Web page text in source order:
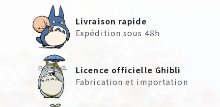
Livraison rapide
Expédition sous 48h
Licence officielle Ghibli
Fabrication et importation